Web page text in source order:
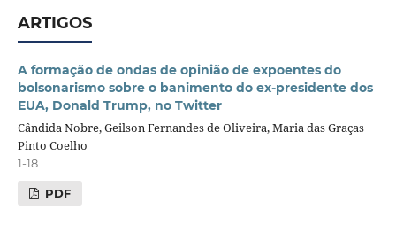
ARTIGOS
A formação de ondas de opinião de expoentes do
bolsonarismo sobre o banimento do ex-presidente dos
EUA, Donald Trump, no Twitter
Cândida Nobre, Geilson Fernandes de Oliveira, Maria das Graças
Pinto Coelho
1-18
PDF